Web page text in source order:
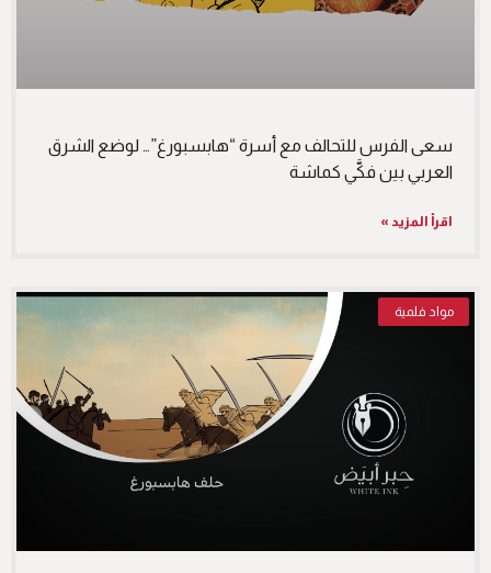
سعى الفرس للتحالف مع أسرة “هابسبورغ”… لوضع الشرق
العربي بين فكَّي كماشة
اقرأ المزيد »
مواد فلمية